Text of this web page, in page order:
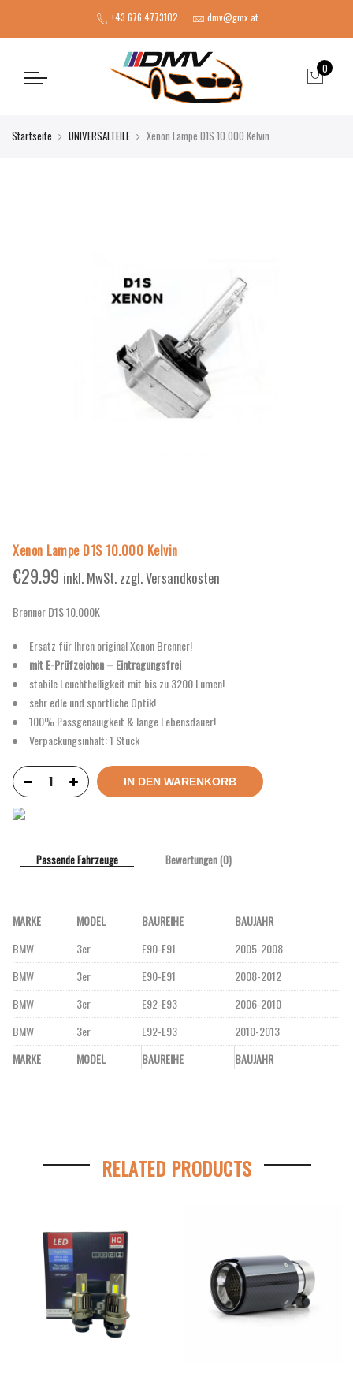
+43 676 4773102 dmv@gmx.at
0
Startseite UNIVERSALTEILE Xenon Lampe D1S 10.000 Kelvin
Xenon Lampe D1S 10.000 Kelvin
€29.99 inkl. MwSt. zzgl. Versandkosten
Brenner D1S 10.000K
Ersatz für Ihren original Xenon Brenner!
mit E-Prüfzeichen – Eintragungsfrei
stabile Leuchthelligkeit mit bis zu 3200 Lumen!
sehr edle und sportliche Optik!
100% Passgenauigkeit & lange Lebensdauer!
Verpackungsinhalt: 1 Stück
IN DEN WARENKORB
Passende Fahrzeuge Bewertungen (0)
MARKE MODEL BAUREIHE BAUJAHR
MARKE MODEL BAUREIHE BAUJAHR
BMW 3er E90-E91
2005-2008
BMW
3er E90-E91
2008-2012
BMW
3er E92-E93
2006-2010
BMW
3er E92-E93 2010-2013
RELATED PRODUCTS